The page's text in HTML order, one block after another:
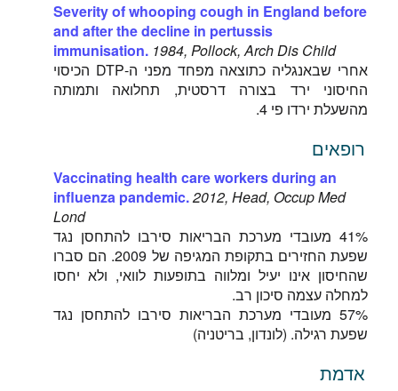
Severity of whooping cough in England before
and after the decline in pertussis
immunisation. 1984, Pollock, Arch Dis Child
אחרי שבאנגליה כתוצאה מפחד מפני ה-DTP הכיסוי
החיסוני ירד בצורה דרסטית, תחלואה ותמותה
מהשעלת ירדו פי 4.
רופאים
Vaccinating health care workers during an
influenza pandemic.2012, Head, Occup Med
Lond
41% מעובדי מערכת הבריאות סירבו להתחסן נגד
שפעת החזירים בתקופת המגיפה של 2009. הם סברו
שהחיסון אינו יעיל ומלווה בתופעות לוואי, ולא יחסו
למחלה עצמה סיכון רב.
57% מעובדי מערכת הבריאות סירבו להתחסן נגד
שפעת רגילה. (לונדון, בריטניה)
אדמת